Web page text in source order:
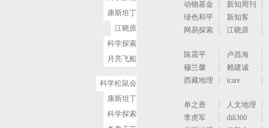
康斯坦丁
江晓原
科学探索
月亮飞船
科学松鼠会
康斯坦丁
科学探索
动物基金 新知周刊
绿色和平
新知客
网易探索
江晓原
陈震平 卢昌海
穆兰馨
赖建诚
西藏地理
icare
单之蔷 人文地理
李虎军
dili360